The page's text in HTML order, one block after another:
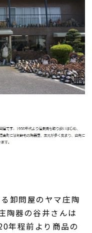
卸問屋のヤマ庄陶
陶器の谷井さんは
年程前より商品の